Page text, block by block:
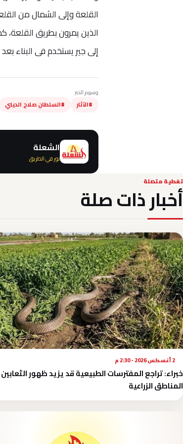
القلعة وإلى الشمال من
الذين يمرون بطريق
إلى جير يستخدم فى البناء
وسوم الخبر
#الآثار #السلطان صلاح الديني
الشعلة
نور في الطريق
تغطية متصلة
أخبار ذات صلة
2 أغسطس 2026 - 2:30 م
خبراء: تراجع المفترسات الطبيعية قد يزيد ظهور
المناطق الزراعية